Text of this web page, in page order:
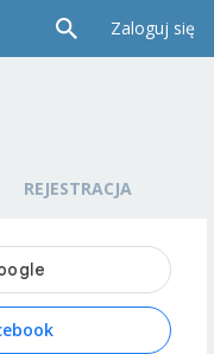
Zaloguj się
REJESTRACJA